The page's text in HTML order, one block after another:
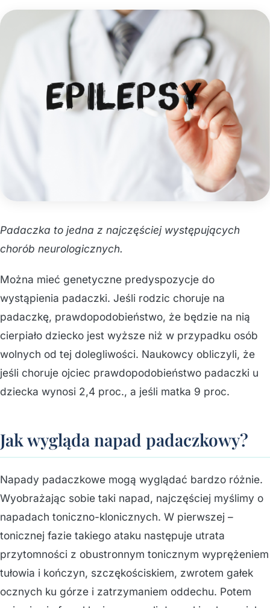
Padaczka to jedna z najczęściej występujących
chorób neurologicznych.
Można mieć genetyczne predyspozycje do
wystąpienia padaczki. Jeśli rodzic choruje na
padaczkę, prawdopodobieństwo, że będzie na nią
cierpiało dziecko jest wyższe niż w przypadku osób
wolnych od tej dolegliwości. Naukowcy obliczyli, że
jeśli choruje ojciec prawdopodobieństwo padaczki u
dziecka wynosi 2,4 proc., a jeśli matka 9 proc.
Jak wygląda napad padaczkowy?
Napady padaczkowe mogą wyglądać bardzo różnie.
Wyobrażając sobie taki napad, najczęściej myślimy o
napadach toniczno-klonicznych. W pierwszej –
tonicznej fazie takiego ataku następuje utrata
przytomności z obustronnym tonicznym wyprężeniem
tułowia i kończyn, szczękościskiem, zwrotem gałek
ocznych ku górze i zatrzymaniem oddechu. Potem